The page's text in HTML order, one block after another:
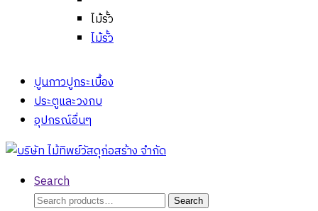
ไม้รั้ว
ไม้รั้ว
ปูนกาวปูกระเบื้อง
ประตูและวงกบ
อุปกรณ์อื่นๆ
Search
Search
Search